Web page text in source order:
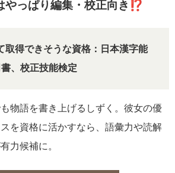
やっぱり編集・校正向き⁉
取得できそうな資格：日本漢字能
、校正技能検定
物語を書き上げるしずく。彼女の優
を資格に活かすなら、語彙力や読解
力候補に。